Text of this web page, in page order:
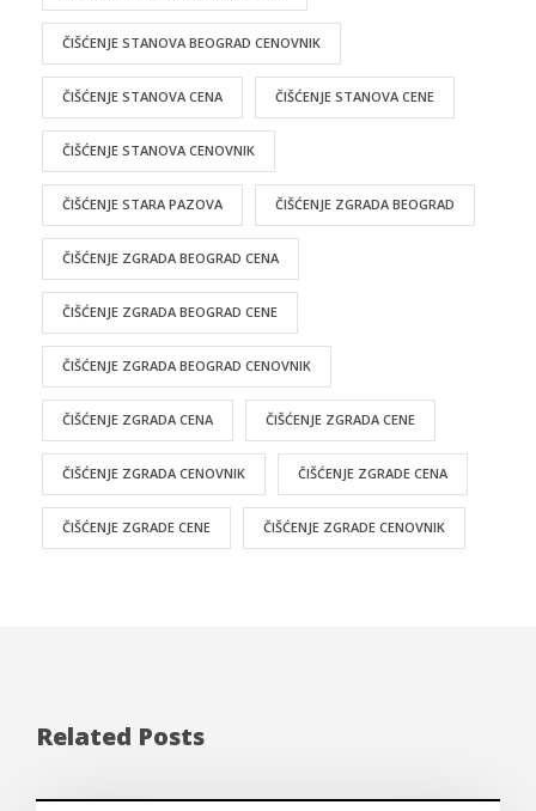
ČIŠĆENJE STANOVA BEOGRAD CENOVNIK
ČIŠĆENJE STANOVA CENA ČIŠĆENJE STANOVA CENE
ČIŠĆENJE STANOVA CENOVNIK
ČIŠĆENJE STARA PAZOVA ČIŠĆENJE ZGRADA BEOGRAD
ČIŠĆENJE ZGRADA BEOGRAD CENA
ČIŠĆENJE ZGRADA BEOGRAD CENE
ČIŠĆENJE ZGRADA BEOGRAD CENOVNIK
ČIŠĆENJE ZGRADA CENA ČIŠĆENJE ZGRADA CENE
ČIŠĆENJE ZGRADA CENOVNIK ČIŠĆENJE ZGRADE CENA
ČIŠĆENJE ZGRADE CENE ČIŠĆENJE ZGRADE CENOVNIK
Related Posts